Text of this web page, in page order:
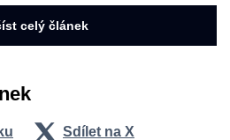
celý článek
Sdílet na X